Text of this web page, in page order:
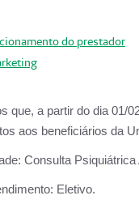
do prestador
que, a partir do dia 01/
aos beneficiários da
Consulta Psiquiátrica
Eletivo.